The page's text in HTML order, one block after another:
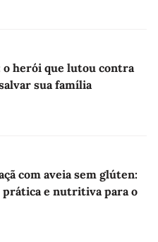
o herói que lutou contra
sua família
com aveia sem glúten:
e nutritiva para o